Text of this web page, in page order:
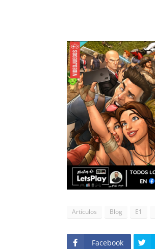
Artículos Blog E1
Facebook